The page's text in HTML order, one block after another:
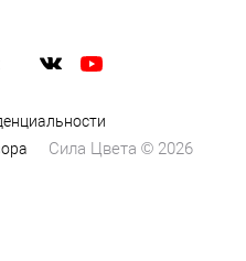
Сила Цвета © 2026